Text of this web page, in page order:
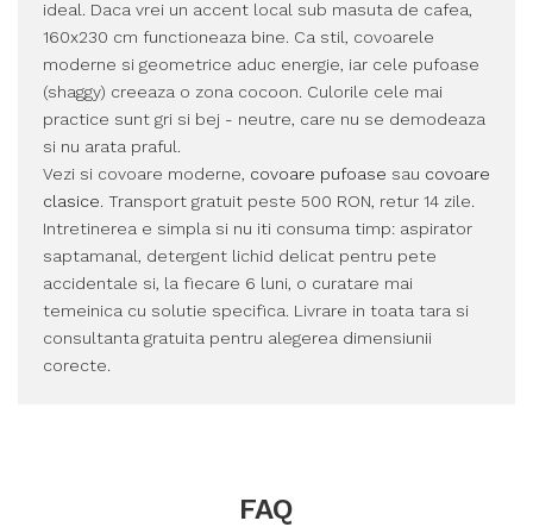
ideal. Daca vrei un accent local sub masuta de cafea,
160x230 cm functioneaza bine. Ca stil, covoarele
moderne si geometrice aduc energie, iar cele pufoase
(shaggy) creeaza o zona cocoon. Culorile cele mai
practice sunt gri si bej - neutre, care nu se demodeaza
si nu arata praful.
Vezi si covoare moderne, covoare pufoase sau covoare
clasice. Transport gratuit peste 500 RON, retur 14 zile.
Intretinerea e simpla si nu iti consuma timp: aspirator
saptamanal, detergent lichid delicat pentru pete
accidentale si, la fiecare 6 luni, o curatare mai
temeinica cu solutie specifica. Livrare in toata tara si
consultanta gratuita pentru alegerea dimensiunii
corecte.
FAQ